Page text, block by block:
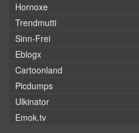
Hornoxe
Trendmutti
Sinn-Frei
Eblogx
Cartoonland
Picdumps
Ulkinator
Emok.tv